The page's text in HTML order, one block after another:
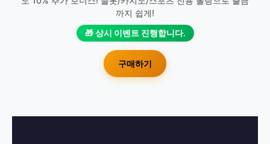
까지 쉽게!
🎁 상시 이벤트 진행합니다.
구매하기